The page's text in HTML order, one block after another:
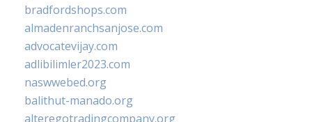
bradfordshops.com
almadenranchsanjose.com
advocatevijay.com
adlibilimler2023.com
naswwebed.org
balithut-manado.org
alteregotradingcompany.org